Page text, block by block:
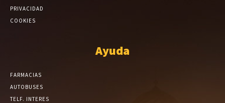
PRIVACIDAD
COOKIES
Ayuda
FARMACIAS
AUTOBUSES
TELF. INTERES